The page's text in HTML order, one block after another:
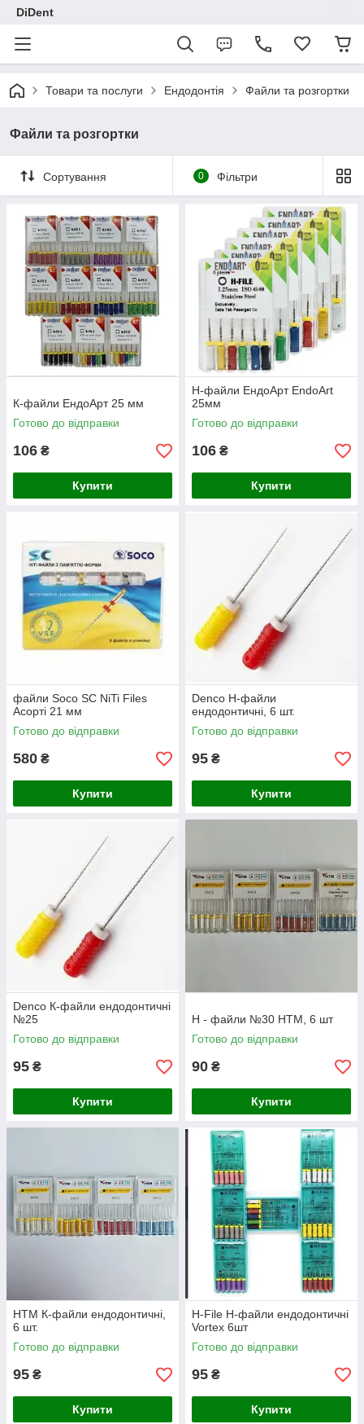
DiDent
Товари та послуги Ендодонтія Файли та розгортки
Файли та розгортки
Сортування 0 Фільтри
К-файли ЕндоАрт 25 мм
Готово до відправки
106 ₴
Купити
Н-файли ЕндоАрт EndoArt
25мм
Готово до відправки
106 ₴
Купити
файли Soco SC NiTi Files
Асорті 21 мм
Готово до відправки
580 ₴
Купити
Denco H-файли
ендодонтичні, 6 шт.
Готово до відправки
95 ₴
Купити
Denco К-файли ендодонтичні
№25
Готово до відправки
95 ₴
Купити
Н - файли №30 НТМ, 6 шт
Готово до відправки
90 ₴
Купити
НТМ К-файли ендодонтичні,
6 шт.
Готово до відправки
95 ₴
Купити
H-File Н-файли ендодонтичні
Vortex 6шт
Готово до відправки
95 ₴
Купити